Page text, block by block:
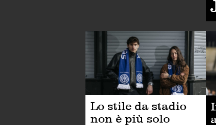
Lo stile da stadio
non è più solo